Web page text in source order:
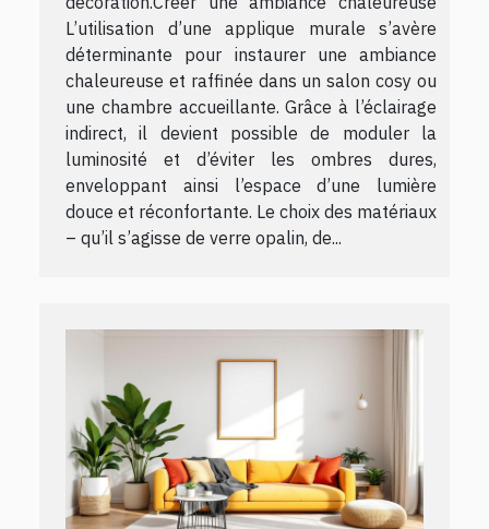
L’utilisation d’une applique murale s’avère
déterminante pour instaurer une ambiance
chaleureuse et raffinée dans un salon cosy ou
une chambre accueillante. Grâce à l’éclairage
indirect, il devient possible de moduler la
luminosité et d’éviter les ombres dures,
enveloppant ainsi l’espace d’une lumière
douce et réconfortante. Le choix des matériaux
– qu’il s’agisse de verre opalin, de...